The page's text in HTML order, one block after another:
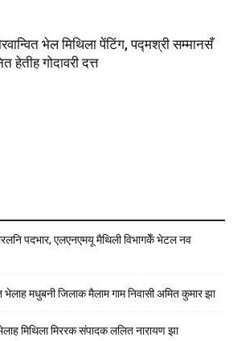
भेल मिथिला पेंटिंग, पद्मश्री सम्मानसँ
हेतीह गोदावरी दत्त
पदभार, एलएनएमयू मैथिली विभागकेँ भेटल नव
मधुबनी जिलाक मैलाम गाम निवासी अमित कुमार झा
मिथिला मिररक संपादक ललित नारायण झा